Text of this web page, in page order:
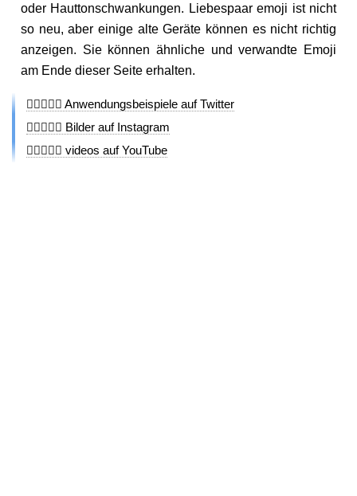
oder Hauttonschwankungen. Liebespaar emoji ist nicht
so neu, aber einige alte Geräte können es nicht richtig
anzeigen. Sie können ähnliche und verwandte Emoji
am Ende dieser Seite erhalten.
👨🏽‍❤️‍👨🏽 Anwendungsbeispiele auf Twitter
👨🏽‍❤️‍👨🏽 Bilder auf Instagram
👨🏽‍❤️‍👨🏽 videos auf YouTube